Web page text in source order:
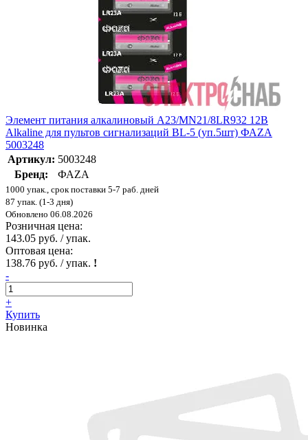
Элемент питания алкалиновый A23/MN21/8LR932 12В
Alkaline для пультов сигнализаций BL-5 (уп.5шт) ФАZА
5003248
Артикул: 5003248
Бренд:
ФАZА
1000 упак., срок поставки 5-7 раб. дней
87 упак. (1-3 дня)
Обновлено 06.08.2026
Розничная цена:
143.05 руб. / упак.
Оптовая цена:
138.76 руб. / упак. !
-
+
Купить
Новинка